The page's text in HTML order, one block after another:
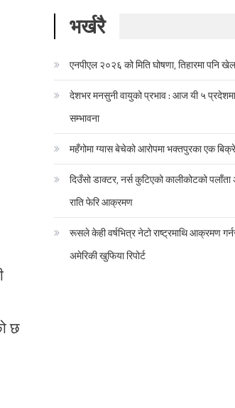
छ
भर्खरै
एनपीएल २०२६ को मिति घोषणा, तिहारमा पनि
देशभर मनसुनी वायुको प्रभाव : आज यी ५ प्रदेशमा
सम्भावना
महँगोमा ग्यास बेचेको आरोपमा भक्तपुरका एक
दिउँसो डाक्टर, नर्स कुटिएको कालीकोटको
राति फेरि आक्रमण
रूसले केही वर्षभित्र नेटो राष्ट्रमाथि आक्रमण
अमेरिकी खुफिया रिपोर्ट